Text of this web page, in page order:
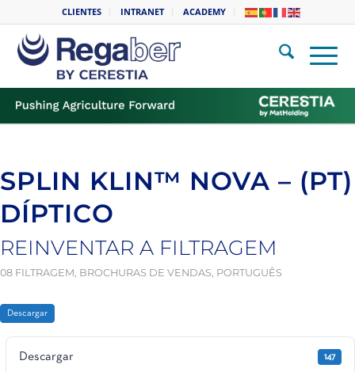
CLIENTES INTRANET ACADEMY
SPLIN KLIN™ NOVA – (PT)
DÍPTICO
REINVENTAR A FILTRAGEM
08 FILTRAGEM, BROCHURAS DE VENDAS, PORTUGUÊS
Descargar
Descargar 147